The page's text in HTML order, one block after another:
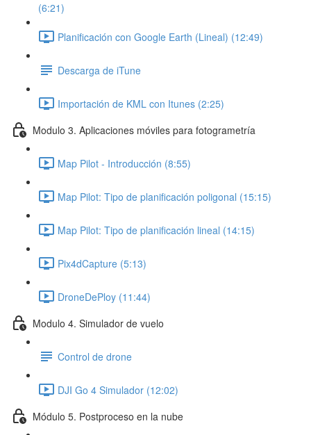
(6:21)
Planificación con Google Earth (Lineal) (12:49)
Descarga de iTune
Importación de KML con Itunes (2:25)
Modulo 3. Aplicaciones móviles para fotogrametría
Map Pilot - Introducción (8:55)
Map Pilot: Tipo de planificación poligonal (15:15)
Map Pilot: Tipo de planificación lineal (14:15)
Pix4dCapture (5:13)
DroneDePloy (11:44)
Modulo 4. Simulador de vuelo
Control de drone
DJI Go 4 Simulador (12:02)
Módulo 5. Postproceso en la nube